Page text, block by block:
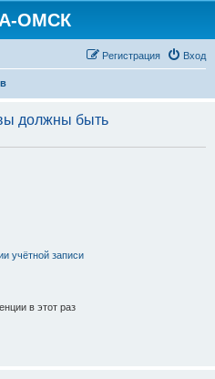
ОМСК
Вход
Регистрация
должны быть
учётной записи
в этот раз